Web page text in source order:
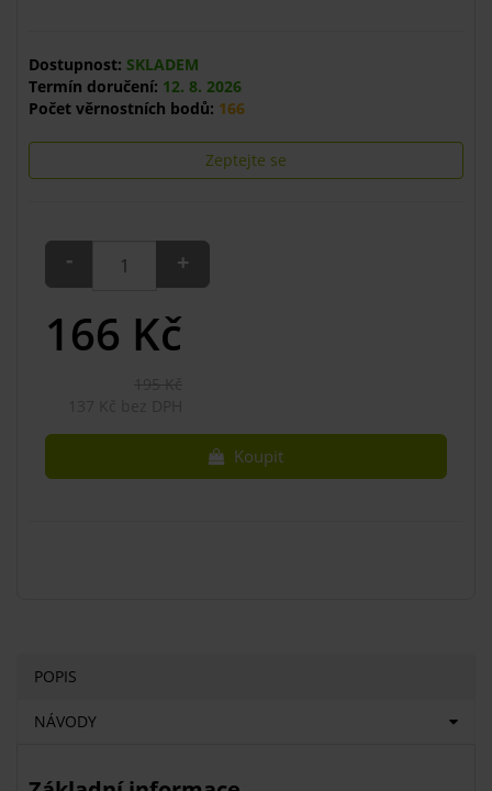
Dostupnost: SKLADEM
Termín doručení: 12. 8. 2026
Počet věrnostních bodů: 166
Zeptejte se
- +
166 Kč
Koupit
POPIS
NÁVODY